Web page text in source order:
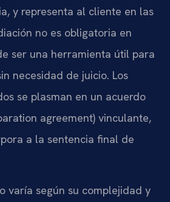
y representa al cliente en las
no es obligatoria en
ser una herramienta útil para
necesidad de juicio. Los
se plasman en un acuerdo
agreement) vinculante,
a la sentencia final de
varía según su complejidad y